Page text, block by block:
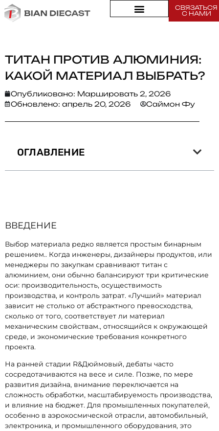
СВЯЗАТЬСЯ
С НАМИ
Дом
>
Титан против алюминия: Какой материал выбрать?
ТИТАН ПРОТИВ АЛЮМИНИЯ:
КАКОЙ МАТЕРИАЛ ВЫБРАТЬ?
Опубликовано: Маршировать 2, 2026
Обновлено: апрель 20, 2026
Саймон Фу
ОГЛАВЛЕНИЕ
ВВЕДЕНИЕ
Выбор материала редко является простым бинарным
решением.. Когда инженеры, дизайнеры продуктов, или
менеджеры по закупкам сравнивают титан с
алюминием, они обычно балансируют три критические
оси: производительность, осуществимость
производства, и контроль затрат. «Лучший» материал
зависит не столько от абстрактного превосходства,
сколько от того, соответствует ли материал
механическим свойствам., относящийся к окружающей
среде, и экономические требования конкретного
проекта.
На ранней стадии R&Дюймовый, дебаты часто
сосредотачиваются на весе и силе. Позже, по мере
развития дизайна, внимание переключается на
сложность обработки, масштабируемость производства,
и влияние на бюджет. Для промышленных покупателей,
особенно в аэрокосмической отрасли, автомобильный,
электроника, и промышленного оборудования, это